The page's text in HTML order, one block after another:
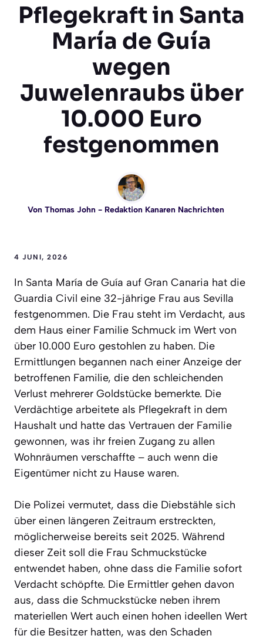
Pflegekraft in Santa
María de Guía
wegen
Juwelenraubs über
10.000 Euro
festgenommen
Von Thomas John- Redaktion Kanaren Nachrichten
4 JUNI, 2026
In Santa María de Guía auf Gran Canaria hat die
Guardia Civil eine 32-jährige Frau aus Sevilla
festgenommen. Die Frau steht im Verdacht, aus
dem Haus einer Familie Schmuck im Wert von
über 10.000 Euro gestohlen zu haben. Die
Ermittlungen begannen nach einer Anzeige der
betroffenen Familie, die den schleichenden
Verlust mehrerer Goldstücke bemerkte. Die
Verdächtige arbeitete als Pflegekraft in dem
Haushalt und hatte das Vertrauen der Familie
gewonnen, was ihr freien Zugang zu allen
Wohnräumen verschaffte – auch wenn die
Eigentümer nicht zu Hause waren.
Die Polizei vermutet, dass die Diebstähle sich
über einen längeren Zeitraum erstreckten,
möglicherweise bereits seit 2025. Während
dieser Zeit soll die Frau Schmuckstücke
entwendet haben, ohne dass die Familie sofort
Verdacht schöpfte. Die Ermittler gehen davon
aus, dass die Schmuckstücke neben ihrem
materiellen Wert auch einen hohen ideellen Wert
für die Besitzer hatten, was den Schaden